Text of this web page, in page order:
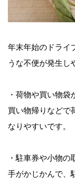
年末年始のドライ
うな不便が発生し
・荷物や買い物袋
買い物帰りなどで
なりやすいです。
・駐車券や小物の
手がかじかんで、